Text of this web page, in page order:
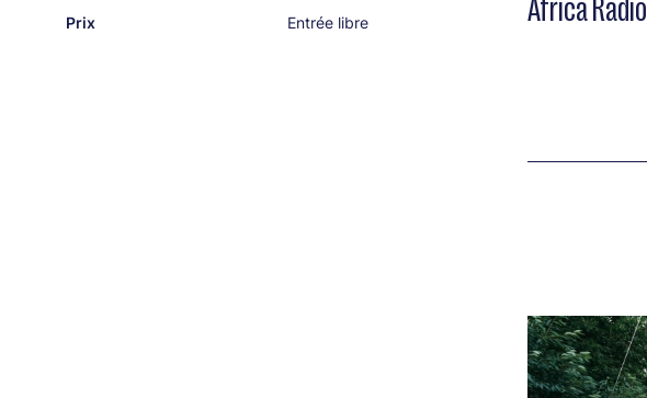
Africa Radio
Prix Entrée libre